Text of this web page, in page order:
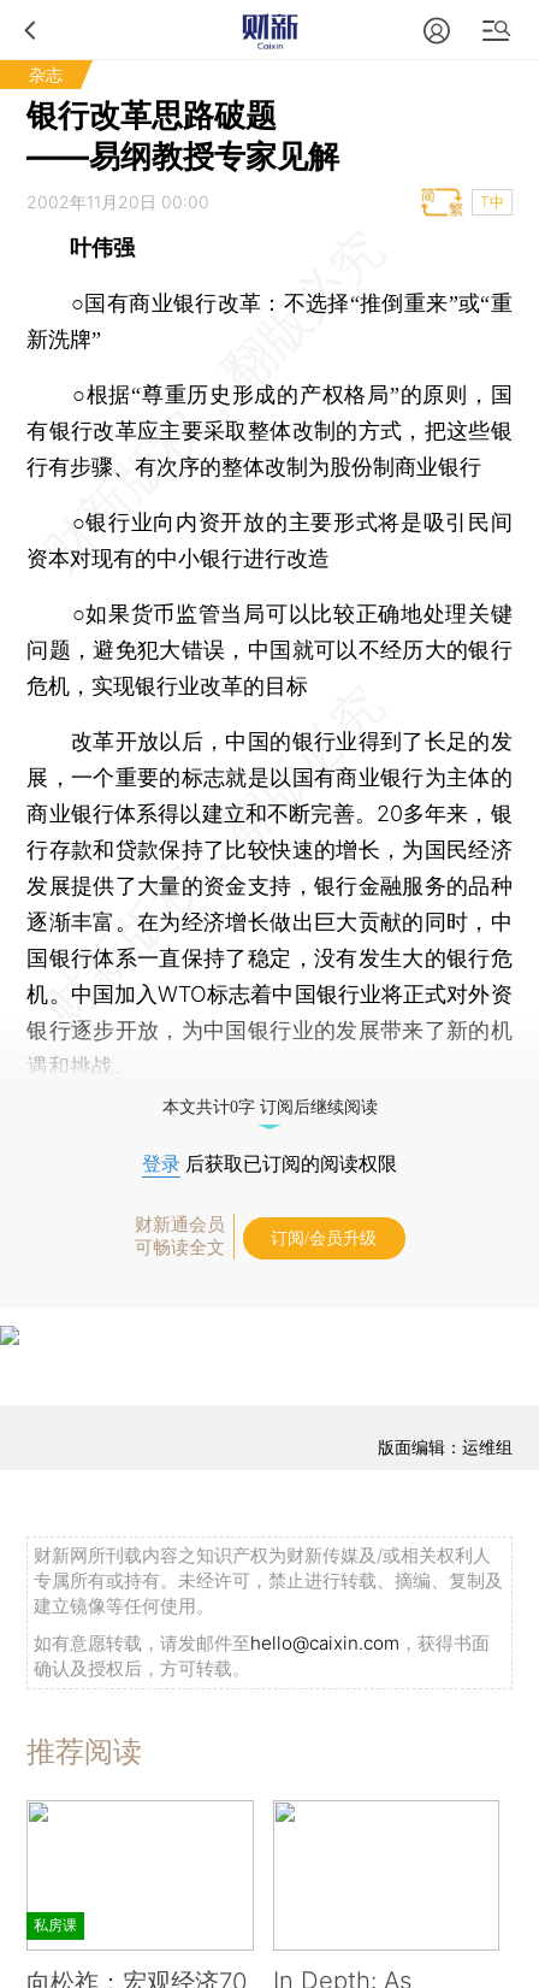
杂志
银行改革思路破题
——易纲教授专家见解
2002年11月20日 00:00 T中
叶伟强
○国有商业银行改革：不选择“推倒重来”或“重
新洗牌”
○根据“尊重历史形成的产权格局”的原则，国
有银行改革应主要采取整体改制的方式，把这些银
行有步骤、有次序的整体改制为股份制商业银行
○银行业向内资开放的主要形式将是吸引民间
资本对现有的中小银行进行改造
○如果货币监管当局可以比较正确地处理关键
问题，避免犯大错误，中国就可以不经历大的银行
危机，实现银行业改革的目标
改革开放以后，中国的银行业得到了长足的发
展，一个重要的标志就是以国有商业银行为主体的
商业银行体系得以建立和不断完善。20多年来，银
行存款和贷款保持了比较快速的增长，为国民经济
发展提供了大量的资金支持，银行金融服务的品种
逐渐丰富。在为经济增长做出巨大贡献的同时，中
国银行体系一直保持了稳定，没有发生大的银行危
机。中国加入WTO标志着中国银行业将正式对外资
银行逐步开放，为中国银行业的发展带来了新的机
遇和挑战。
本文共计0字 订阅后继续阅读
登录 后获取已订阅的阅读权限
财新通会员
可畅读全文
订阅/会员升级
版面编辑：运维组
财新网所刊载内容之知识产权为财新传媒及/或相关权利人
专属所有或持有。未经许可，禁止进行转载、摘编、复制及
建立镜像等任何使用。
如有意愿转载，请发邮件至hello@caixin.com ，获得书面
确认及授权后，方可转载。
推荐阅读
私房课
向松祚：宏观经济70
In Depth: As